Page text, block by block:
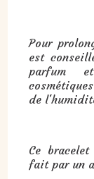
Pour
est
parfum
de
Ce
fait par un